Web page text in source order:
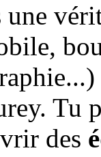
une
Tu
des